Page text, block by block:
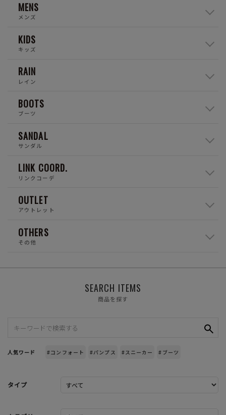
MENS
メンズ
KIDS
キッズ
RAIN
レイン
BOOTS
ブーツ
SANDAL
サンダル
LINK COORD.
リンクコーデ
OUTLET
アウトレット
OTHERS
その他
SEARCH ITEMS
商品を探す
人気ワード #コンフォート #パンプス #スニーカー #ブーツ
タイプ